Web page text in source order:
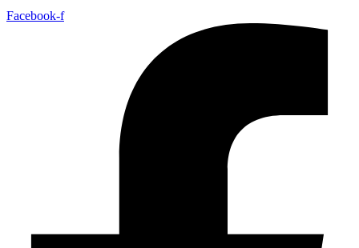
Facebook-f